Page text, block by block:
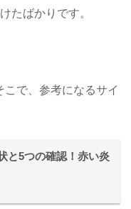
たばかりです。
で、参考になるサイ
と5つの確認！赤い炎